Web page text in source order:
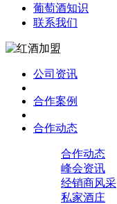
葡萄酒知识
联系我们
公司资讯
合作案例
合作动态
合作动态
峰会资讯
经销商风采
私家酒庄